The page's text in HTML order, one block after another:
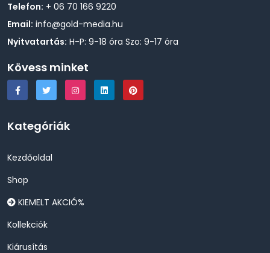
Telefon: + 06 70 166 9220
Email: info@gold-media.hu
Nyitvatartás: H-P: 9-18 óra Szo: 9-17 óra
Kövess minket
Kategóriák
Kezdőoldal
Shop
KIEMELT AKCIÓ%
Kollekciók
Kiárusítás